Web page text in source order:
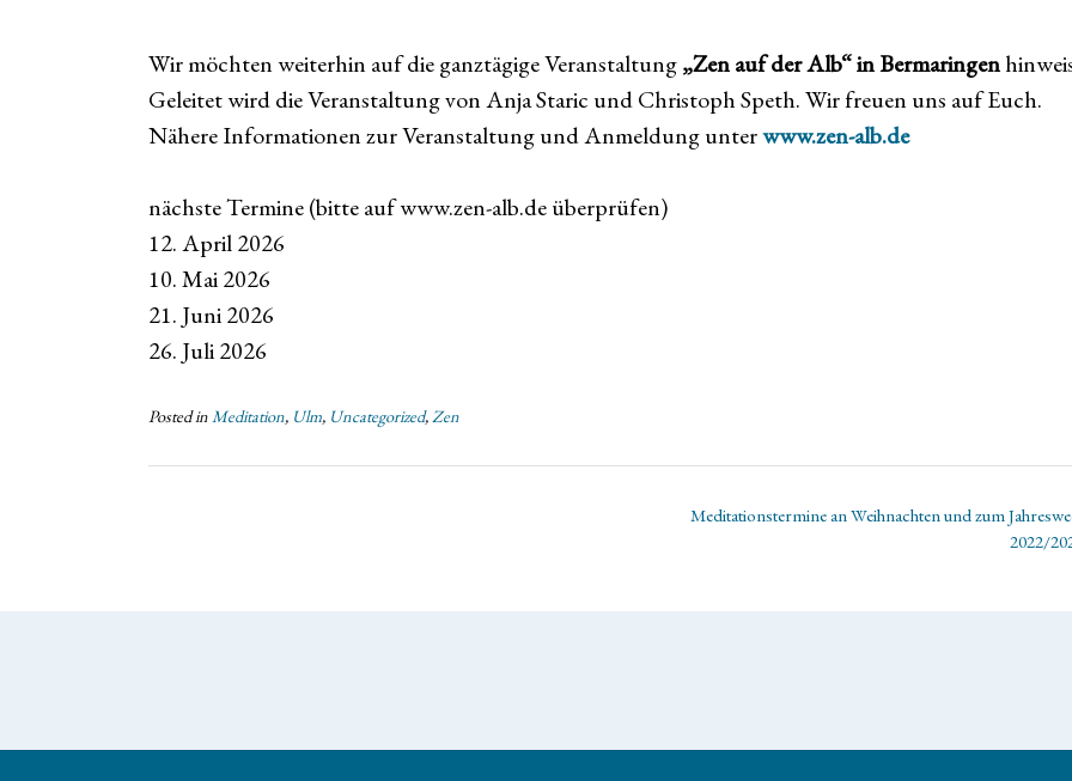
Wir möchten weiterhin auf die ganztägige Veranstaltung„Zen auf der Alb“ in Bermaringen
Geleitet wird die Veranstaltung von Anja Staric und Christoph Speth. Wir freuen uns auf Euch.
Nähere Informationen zur Veranstaltung und Anmeldung unterwww.zen-alb.de
nächste Termine (bitte auf www.zen-alb.de überprüfen)
12. April 2026
10. Mai 2026
21. Juni 2026
26. Juli 2026
Posted inMeditation, Ulm, Uncategorized,Zen
Meditationstermine an Weihnachten und zum
2022/